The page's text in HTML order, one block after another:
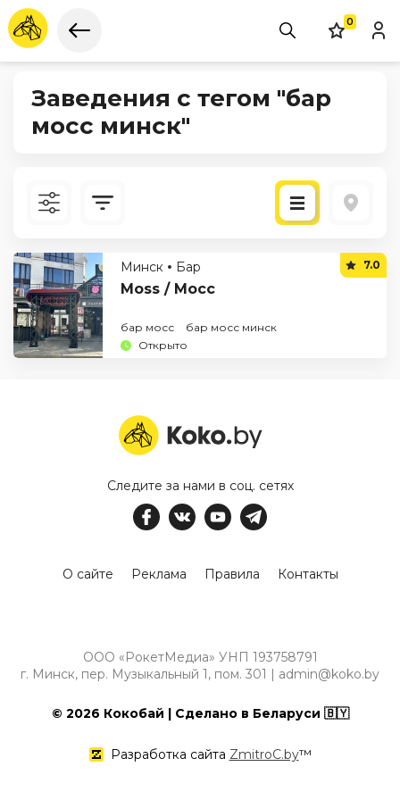
0
Заведения с тегом "бар
мосс минск"
По рейтингуМинск Бар
Moss / Мосс
7.0
бар мосс
бар мосс минск
Открыто
Следите за нами в соц. сетях
О сайте Реклама Правила Контакты
ООО «РокетМедиа» УНП 193758791
г. Минск, пер. Музыкальный 1, пом. 301 | admin@koko.by
© 2026 Кокобай | Сделано в Беларуси 🇧🇾
Разработка сайта ZmitroC.by™